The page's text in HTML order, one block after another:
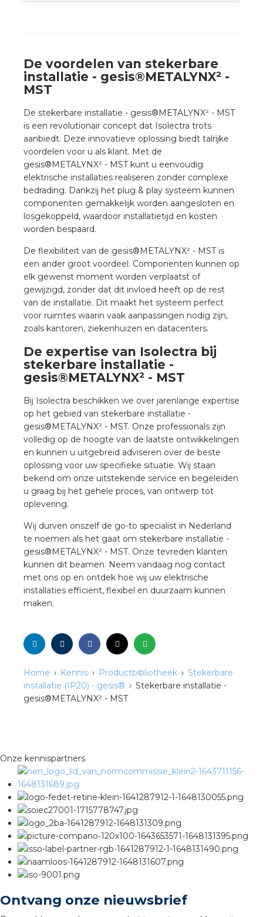
De voordelen van stekerbare
installatie - gesis®METALYNX² -
MST
De stekerbare installatie - gesis®METALYNX² - MST
is een revolutionair concept dat Isolectra trots
aanbiedt. Deze innovatieve oplossing biedt talrijke
voordelen voor u als klant. Met de
gesis®METALYNX² - MST kunt u eenvoudig
elektrische installaties realiseren zonder complexe
bedrading. Dankzij het plug & play systeem kunnen
componenten gemakkelijk worden aangesloten en
losgekoppeld, waardoor installatietijd en kosten
worden bespaard.
De flexibiliteit van de gesis®METALYNX² - MST is
een ander groot voordeel. Componenten kunnen op
elk gewenst moment worden verplaatst of
gewijzigd, zonder dat dit invloed heeft op de rest
van de installatie. Dit maakt het systeem perfect
voor ruimtes waarin vaak aanpassingen nodig zijn,
zoals kantoren, ziekenhuizen en datacenters.
De expertise van Isolectra bij
stekerbare installatie -
gesis®METALYNX² - MST
Bij Isolectra beschikken we over jarenlange expertise
op het gebied van stekerbare installatie -
gesis®METALYNX² - MST. Onze professionals zijn
volledig op de hoogte van de laatste ontwikkelingen
en kunnen u uitgebreid adviseren over de beste
oplossing voor uw specifieke situatie. Wij staan
bekend om onze uitstekende service en begeleiden
u graag bij het gehele proces, van ontwerp tot
oplevering.
Wij durven onszelf de go-to specialist in Nederland
te noemen als het gaat om stekerbare installatie -
gesis®METALYNX² - MST. Onze tevreden klanten
kunnen dit beamen. Neem vandaag nog contact
met ons op en ontdek hoe wij uw elektrische
installaties efficiënt, flexibel en duurzaam kunnen
maken.
Home Kennis Productbibliotheek
Stekerbare
installatie (IP20) - gesis®
Stekerbare installatie -
gesis®METALYNX² - MST
Onze kennispartners
Ontvang onze nieuwsbrief